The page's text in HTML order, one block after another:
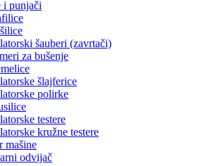
i punjači
šauberi (zavrtači)
za bušenje
šlajferice
polirke
testere
kružne testere
mašine
odvijač